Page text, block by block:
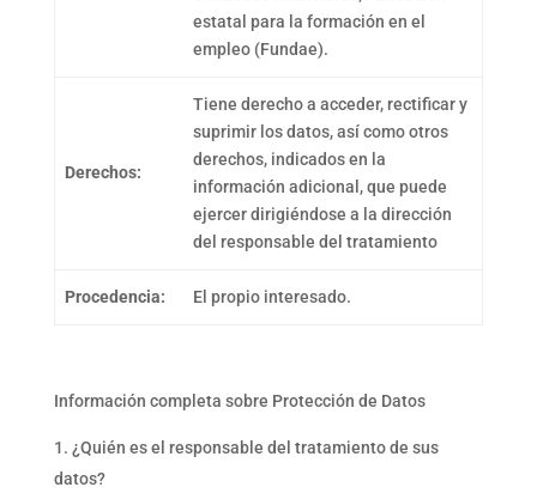
estatal para la formación en el
empleo (Fundae).
Derechos:
Tiene derecho a acceder, rectificar y
suprimir los datos, así como otros
derechos, indicados en la
información adicional, que puede
ejercer dirigiéndose a la dirección
del responsable del tratamiento
Procedencia: El propio interesado.
Información completa sobre Protección de Datos
¿Quién es el responsable del tratamiento de sus
datos?